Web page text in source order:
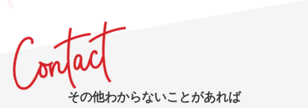
その他わからないことがあれば